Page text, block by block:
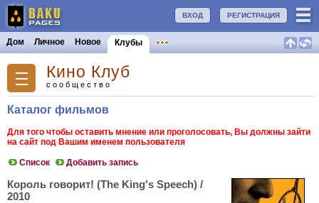
РЕГИСТРАЦИЯ
ВХОД
Дом Личное Новое Клубы
Кино Клуб
сообщество
Каталог фильмов
Для того чтобы оставить мнение или проголосовать, Вы должны зайти
на сайт под Вашим именем пользователя
Список Добавить запись
Король говорит! (The King's Speech) /
2010